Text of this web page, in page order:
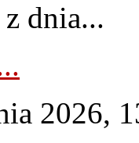
dnia...
2026,